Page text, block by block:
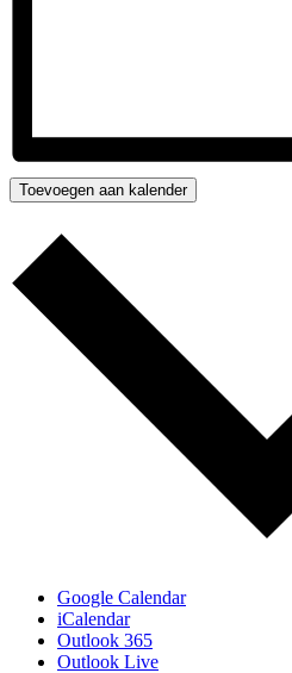
Toevoegen aan kalender
Google Calendar
iCalendar
Outlook 365
Outlook Live